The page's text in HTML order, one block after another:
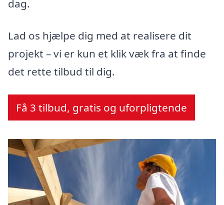
dag.
Lad os hjælpe dig med at realisere dit
projekt – vi er kun et klik væk fra at finde
det rette tilbud til dig.
Få 3 tilbud, gratis og uforpligtende